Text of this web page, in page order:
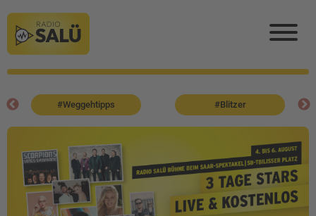
#Weggehtipps #Blitzer